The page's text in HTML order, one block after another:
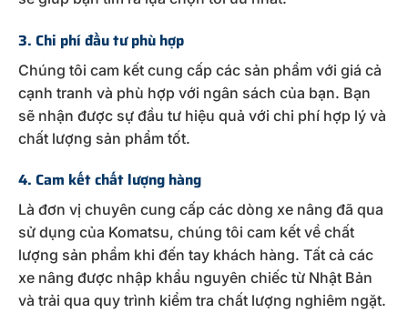
3. Chi phí đầu tư phù hợp
Chúng tôi cam kết cung cấp các sản phẩm với giá cả
cạnh tranh và phù hợp với ngân sách của bạn. Bạn
sẽ nhận được sự đầu tư hiệu quả với chi phí hợp lý và
chất lượng sản phẩm tốt.
4. Cam kết chất lượng hàng
Là đơn vị chuyên cung cấp các dòng xe nâng đã qua
sử dụng của Komatsu, chúng tôi cam kết về chất
lượng sản phẩm khi đến tay khách hàng. Tất cả các
xe nâng được nhập khẩu nguyên chiếc từ Nhật Bản
và trải qua quy trình kiểm tra chất lượng nghiêm ngặt.